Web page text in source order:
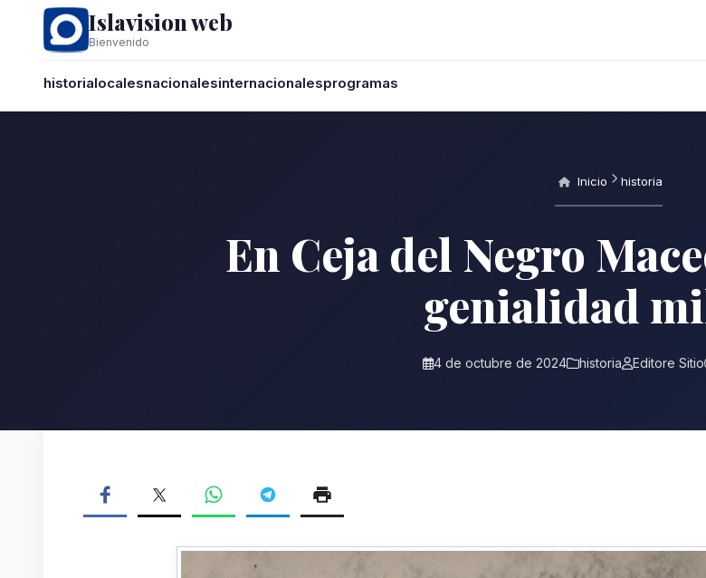
Islavision web
Bienvenido
historialocalesnacionalesinternacionalesprogramas
Inicio historia
En Ceja del Negro
genialidad
4 de octubre de 2024 historia Editore Sitio